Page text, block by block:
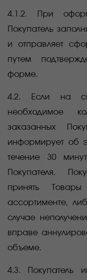
4.1.2. При
Покупатель
и отправляет
путем
форме.
4.2. Если на
необходимое
заказанных
информирует об
течение 30
Покупателя.
принять
ассортименте,
случае
вправе
объеме.
4.3. Покупатель